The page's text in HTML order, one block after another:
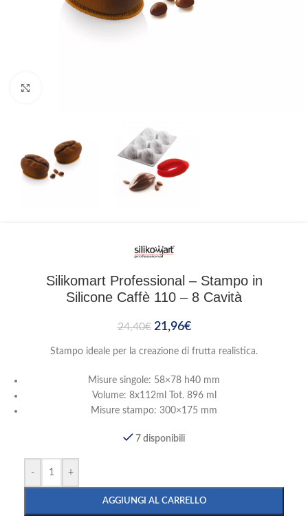
Silikomart Professional – Stampo in
Silicone Caffè 110 – 8 Cavità
24,40€ 21,96€
Stampo ideale per la creazione di frutta realistica.
Misure singole: 58×78 h40 mm
Volume: 8x112ml Tot. 896 ml
Misure stampo: 300×175 mm
7 disponibili
- +
AGGIUNGI AL CARRELLO